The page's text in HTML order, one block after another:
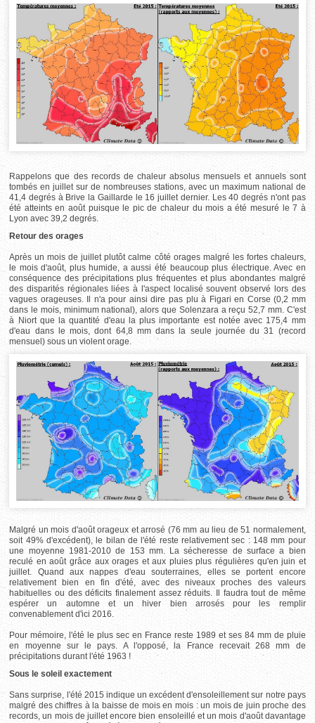
Rappelons que des records de chaleur absolus mensuels et annuels sont
tombés en juillet sur de nombreuses stations, avec un maximum national de
41,4 degrés à Brive la Gaillarde le 16 juillet dernier. Les 40 degrés n'ont pas
été atteints en août puisque le pic de chaleur du mois a été mesuré le 7 à
Lyon avec 39,2 degrés.
Retour des orages
Après un mois de juillet plutôt calme côté orages malgré les fortes chaleurs,
le mois d'août, plus humide, a aussi été beaucoup plus électrique. Avec en
conséquence des précipitations plus fréquentes et plus abondantes malgré
des disparités régionales liées à l'aspect localisé souvent observé lors des
vagues orageuses. Il n'a pour ainsi dire pas plu à Figari en Corse (0,2 mm
dans le mois, minimum national), alors que Solenzara a reçu 52,7 mm. C'est
à Niort que la quantité d'eau la plus importante est notée avec 175,4 mm
d'eau dans le mois, dont 64,8 mm dans la seule journée du 31 (record
mensuel) sous un violent orage.
Malgré un mois d'août orageux et arrosé (76 mm au lieu de 51 normalement,
soit 49% d'excédent), le bilan de l'été reste relativement sec : 148 mm pour
une moyenne 1981-2010 de 153 mm. La sécheresse de surface a bien
reculé en août grâce aux orages et aux pluies plus régulières qu'en juin et
juillet. Quand aux nappes d'eau souterraines, elles se portent encore
relativement bien en fin d'été, avec des niveaux proches des valeurs
habituelles ou des déficits finalement assez réduits. Il faudra tout de même
espérer un automne et un hiver bien arrosés pour les remplir
convenablement d'ici 2016.
Pour mémoire, l'été le plus sec en France reste 1989 et ses 84 mm de pluie
en moyenne sur le pays. A l'opposé, la France recevait 268 mm de
précipitations durant l'été 1963 !
Sous le soleil exactement
Sans surprise, l'été 2015 indique un excédent d'ensoleillement sur notre pays
malgré des chiffres à la baisse de mois en mois : un mois de juin proche des
records, un mois de juillet encore bien ensoleillé et un mois d'août davantage